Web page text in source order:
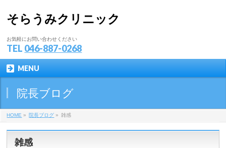
そらうみクリニック
お気軽にお問い合わせください
TEL 046-887-0268
MENU
院長ブログ
HOME » 院長ブログ » 雑感
雑感